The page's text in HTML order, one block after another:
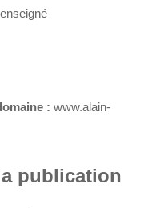
: www.alain-
publication